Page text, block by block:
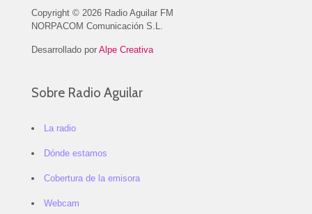
Copyright © 2026 Radio Aguilar FM
NORPACOM Comunicación S.L.
Desarrollado por Alpe Creativa
Sobre Radio Aguilar
La radio
Dónde estamos
Cobertura de la emisora
Webcam